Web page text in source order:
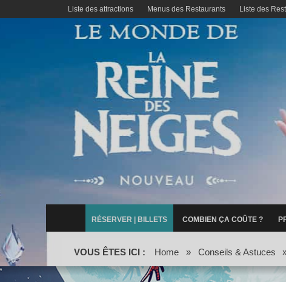
Liste des attractions Menus des Restaurants Liste des
RÉSERVER | BILLETS COMBIEN ÇA COÛTE ?
VOUS ÊTES ICI : Home » Conseils & Astuces